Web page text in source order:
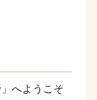
へようこそ